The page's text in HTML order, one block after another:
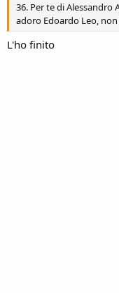
36. Per te di Alessandro
adoro Edoardo Leo,
L'ho finito